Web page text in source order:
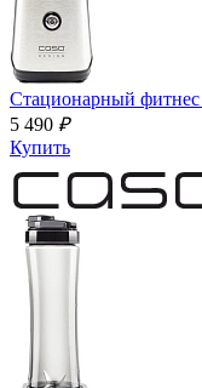
Стационарный фитнес
5 490 ₽
Купить